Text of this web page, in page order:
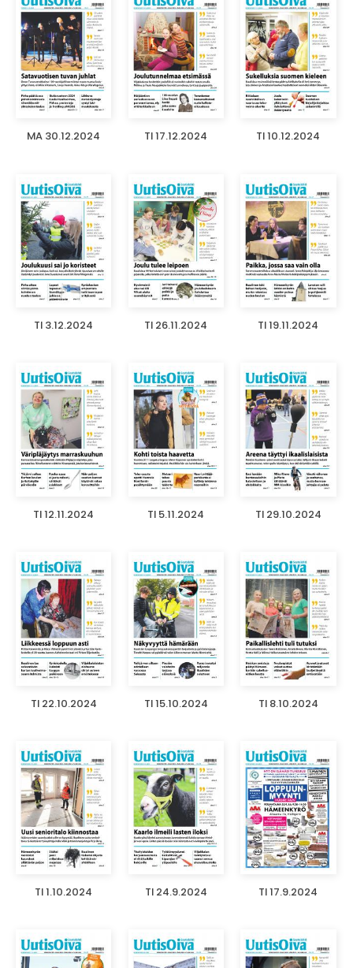
MA 30.12.2024 TI 17.12.2024 TI 10.12.2024
TI 3.12.2024 TI 26.11.2024 TI 19.11.2024
TI 12.11.2024 TI 5.11.2024 TI 29.10.2024
TI 22.10.2024 TI 15.10.2024 TI 8.10.2024
TI 1.10.2024 TI 24.9.2024 TI 17.9.2024